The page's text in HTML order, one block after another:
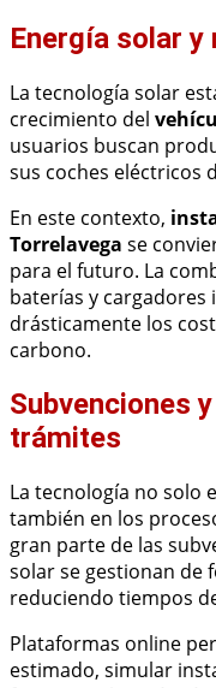
Energía solar
La tecnología solar
crecimiento del
usuarios buscan
sus coches eléctricos
En este contexto,
Torrelavega se
para el futuro. La
baterías y
drásticamente los
carbono.
Subvenciones
trámites
La tecnología no solo
también en los
gran parte de las
solar se gestionan de
reduciendo tiempos
Plataformas online
estimado, simular